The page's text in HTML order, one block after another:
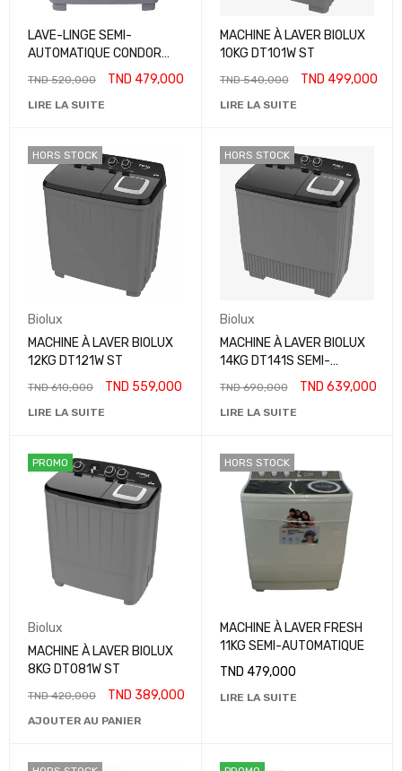
LAVE-LINGE SEMI-
AUTOMATIQUE CONDOR
WT10T1BF 10.5KG
TND520,000 TND 479,000
LIRE LA SUITE
MACHINE À LAVER BIOLUX
10KG DT101W ST
TND540,000 TND 499,000
LIRE LA SUITE
HORS STOCK
Biolux
MACHINE À LAVER BIOLUX
12KG DT121W ST
TND610,000 TND 559,000
LIRE LA SUITE
HORS STOCK
Biolux
MACHINE À LAVER BIOLUX
14KG DT141S SEMI-
AUTOMATIQUE
TND690,000 TND 639,000
LIRE LA SUITE
PROMO
Biolux
MACHINE À LAVER BIOLUX
8KG DT081W ST
TND420,000 TND 389,000
AJOUTER AU PANIER
HORS STOCK
MACHINE À LAVER FRESH
11KG SEMI-AUTOMATIQUE
TND 479,000
LIRE LA SUITE